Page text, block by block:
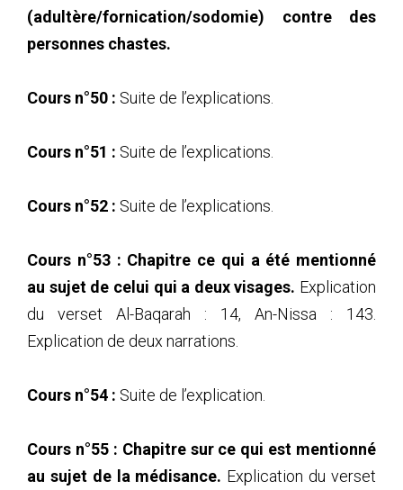
(adultère/fornication/sodomie) contre des
personnes chastes.
Cours n°50 : Suite de l’explications.
Cours n°51 : Suite de l’explications.
Cours n°52 : Suite de l’explications.
Cours n°53 : Chapitre ce qui a été mentionné
au sujet de celui qui a deux visages. Explication
du verset Al-Baqarah : 14, An-Nissa : 143.
Explication de deux narrations.
Cours n°54 : Suite de l’explication.
Cours n°55 : Chapitre sur ce qui est mentionné
au sujet de la médisance. Explication du verset